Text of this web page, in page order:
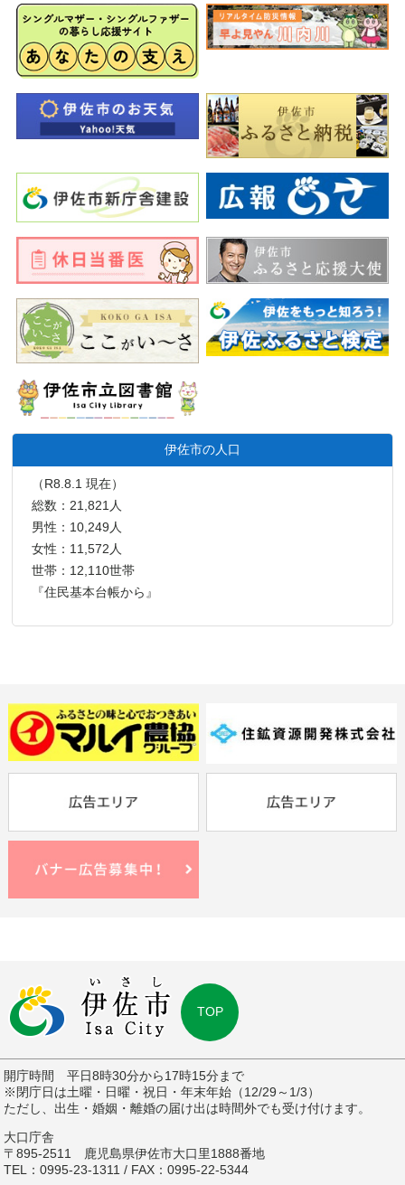
伊佐市の人口
（R8.8.1 現在）
総数：21,821人
男性：10,249人
女性：11,572人
世帯：12,110世帯
『住民基本台帳から』
TOP
開庁時間 平日8時30分から17時15分まで
※閉庁日は土曜・日曜・祝日・年末年始（12/29～1/3）
ただし、出生・婚姻・離婚の届け出は時間外でも受け付けます。
大口庁舎
〒895-2511 鹿児島県伊佐市大口里1888番地
TEL：0995-23-1311 / FAX：0995-22-5344